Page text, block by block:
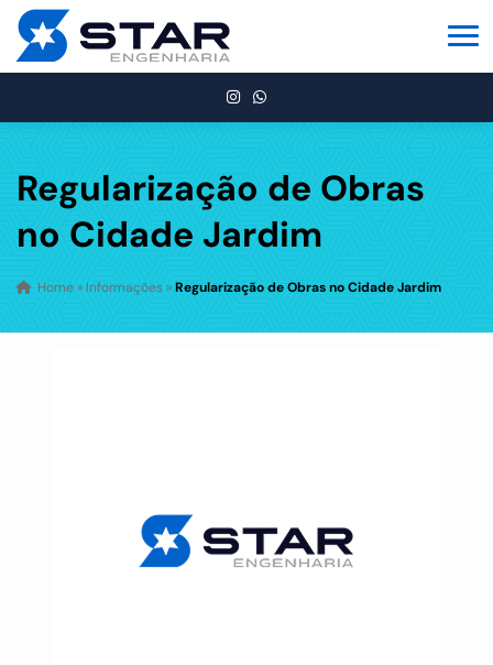
Regularização de Obras
no Cidade Jardim
Home » Informações »Regularização de Obras no Cidade Jardim